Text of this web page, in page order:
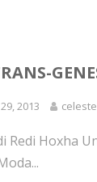
2013
Redi Hoxha